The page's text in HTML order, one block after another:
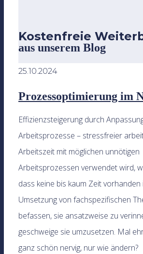
Kostenfreie
aus unserem Blog
25.10.2024
Prozessoptimierung im
Effizienzsteigerung durch
Arbeitsprozesse – stressfreier
Arbeitszeit mit möglichen unnötigen
Arbeitsprozessen verwendet wird,
dass keine bis kaum Zeit
Umsetzung von fachspezifischen
befassen, sie ansatzweise zu
geschweige sie umzusetzen. Mal
ganz schön nervig, nur wie ändern?